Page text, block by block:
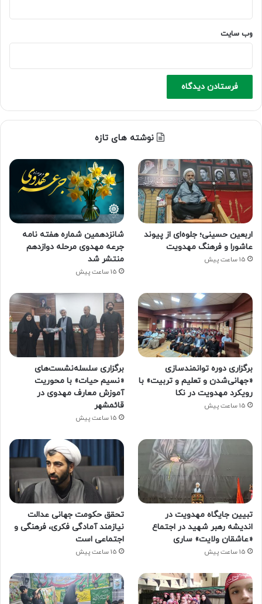
وب‌ سایت
نوشته های تازه
اربعین حسینی؛ جلوه‌ای از پیوند
عاشورا و فرهنگ مهدویت
15 ساعت پیش
شانزدهمین شماره هفته‌ نامه
جرعه مهدوی مرحله دوازدهم
منتشر شد
15 ساعت پیش
برگزاری دوره توانمندسازی
«جهانی‌شدن و تعلیم و تربیت» با
رویکرد مهدویت در نکا
15 ساعت پیش
برگزاری سلسله‌نشست‌های
«نسیم حیات» با محوریت
آموزش معارف مهدوی در
قائمشهر
15 ساعت پیش
تبیین جایگاه مهدویت در
اندیشه رهبر شهید در اجتماع
«عاشقان ولایت» ساری
15 ساعت پیش
تحقق حکومت جهانی عدالت
نیازمند آمادگی فکری، فرهنگی و
اجتماعی است
15 ساعت پیش